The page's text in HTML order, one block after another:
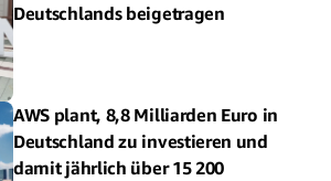
Deutschlands beigetragen
AWS plant, 8,8 Milliarden Euro in
Deutschland zu investieren und
damit jährlich über 15 200